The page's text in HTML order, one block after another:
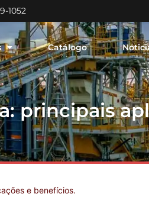
1052
Catálogo
principais
e benefícios.